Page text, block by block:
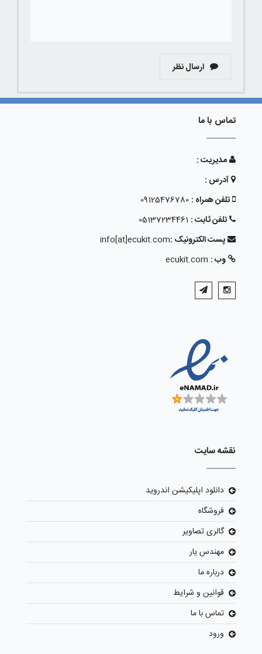
ارسال نظر
تماس با ما
مدیریت :
آدرس :
تلفن همراه : 09125476780
تلفن ثابت : 05137234461
پست الکترونیک :info[at]ecukit.com
وب : ecukit.com
نقشه سایت
دانلود اپلیکیشن اندروید
فروشگاه
گالری تصاویر
مهندس یار
درباره ما
قوانین و شرایط
تماس با ما
ورود